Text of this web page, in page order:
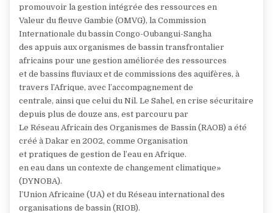
promouvoir la gestion intégrée des ressources en
Valeur du fleuve Gambie (OMVG), la Commission
Internationale du bassin Congo-Oubangui-Sangha
des appuis aux organismes de bassin transfrontalier
africains pour une gestion améliorée des ressources
et de bassins fluviaux et de commissions des aquifères, à
travers l’Afrique, avec l’accompagnement de
centrale, ainsi que celui du Nil. Le Sahel, en crise sécuritaire
depuis plus de douze ans, est parcouru par
Le Réseau Africain des Organismes de Bassin (RAOB) a été
créé à Dakar en 2002, comme Organisation
et pratiques de gestion de l’eau en Afrique.
en eau dans un contexte de changement climatique»
(DYNOBA).
l’Union Africaine (UA) et du Réseau international des
organisations de bassin (RIOB).